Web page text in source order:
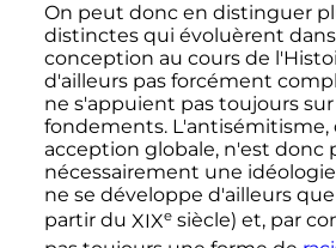
On peut donc en distinguer
distinctes qui évoluèrent
conception au cours de
d'ailleurs pas forcément
ne s'appuient pas toujours
fondements. L'antisémitisme,
acception globale, n'est donc
nécessairement une idéologie
ne se développe d'ailleurs
partir du XIXe siècle) et, par